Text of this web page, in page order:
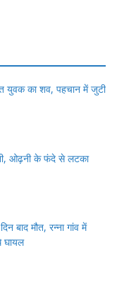
युवक का शव, पहचान में जुटी
ओढ़नी के फंदे से लटका
बाद मौत, रन्ना गांव में
घायल